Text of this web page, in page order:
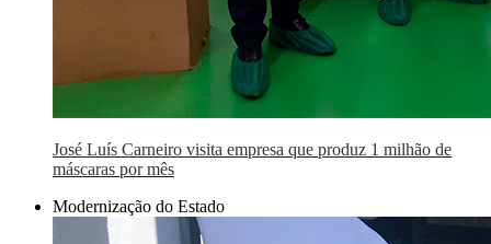
José Luís Carneiro visita empresa que produz 1 milhão de
máscaras por mês
Modernização do Estado